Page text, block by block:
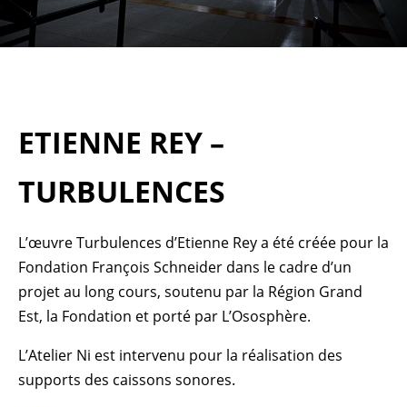
ETIENNE REY –
TURBULENCES
L’œuvre Turbulences d’Etienne Rey a été créée pour la
Fondation François Schneider dans le cadre d’un
projet au long cours, soutenu par la Région Grand
Est, la Fondation et porté par L’Ososphère.
L’Atelier Ni est intervenu pour la réalisation des
supports des caissons sonores.